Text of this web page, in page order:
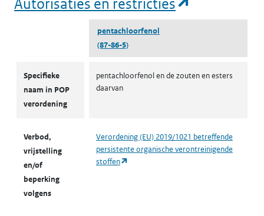
pentachloorfenol
(87-86-5)
Specifieke
naam in POP
verordening
pentachloorfenol en de zouten en esters
daarvan
Verbod,
vrijstelling
en/of
beperking
volgens
Verordening (EU) 2019/1021 betreffende
persistente organische verontreinigende
stoffen